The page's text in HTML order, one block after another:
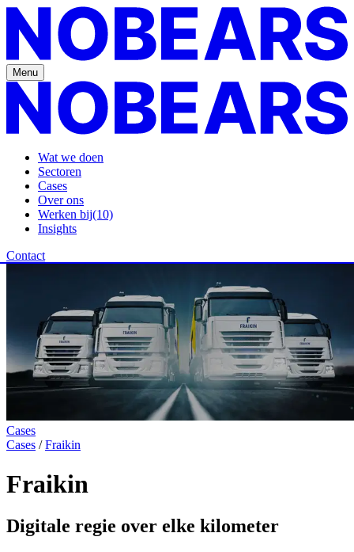
Menu
Wat we doen
Sectoren
Cases
Over ons
Werken bij(10)
Insights
Contact
Cases
Cases /Fraikin
Fraikin
Digitale regie over elke kilometer